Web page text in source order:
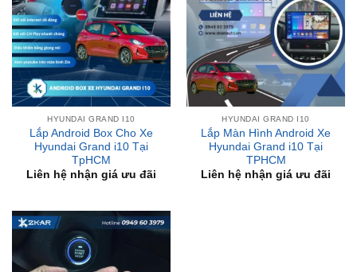
HYUNDAI GRAND I10
Lắp Android Box Cho Xe
Hyundai Grand i10 Tại
TpHCM
Liên hệ nhận giá ưu đãi
HYUNDAI GRAND I10
Lắp Màn Hình Android Xe
Hyundai Grand i10 Tại
TPHCM
Liên hệ nhận giá ưu đãi